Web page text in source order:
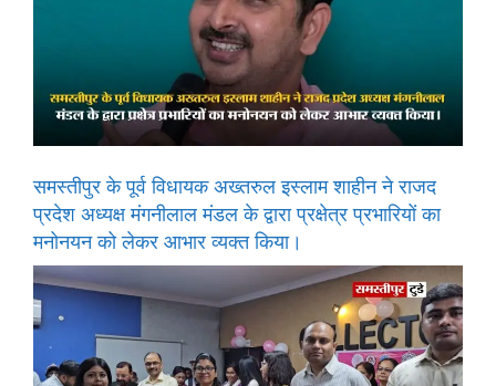
समस्तीपुर के पूर्व विधायक अख्तरुल इस्लाम शाहीन ने राजद
प्रदेश अध्यक्ष मंगनीलाल मंडल के द्वारा प्रक्षेत्र प्रभारियों का
मनोनयन को लेकर आभार व्यक्त किया।